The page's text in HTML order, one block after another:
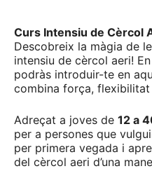
Curs Intensiu de Cèrcol
Descobreix la màgia de
intensiu de cèrcol aeri!
podràs introduir-te en
combina força, flexibilitat
Adreçat a joves de 12 a
per a persones que
per primera vegada i
del cèrcol aeri d’una